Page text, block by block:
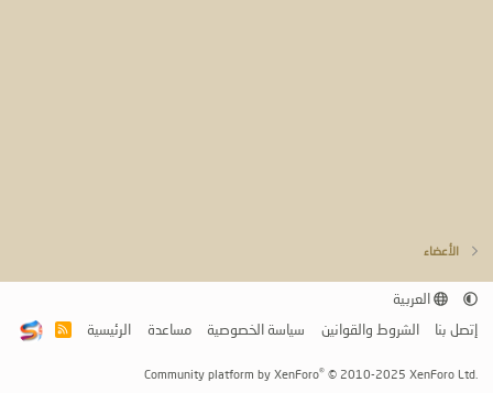
الأعضاء
العربية
إتصل بنا
الشروط والقوانين سياسة الخصوصية مساعدة الرئيسية
R
Community platform by XenForo® © 2010-2025 XenForo Ltd.